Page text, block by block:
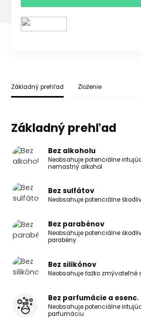
Základný prehľad Zloženie
Základný prehľad
Bez alkoholu
Neobsahuje potenciálne
nemastný alkohol
Bez sulfátov
Neobsahuje potenciálne
Bez parabénov
Neobsahuje potenciálne
parabény
Bez silikónov
Neobsahuje ťažko zmývateľné
Bez parfumácie a
Neobsahuje potenciálne
parfumáciu